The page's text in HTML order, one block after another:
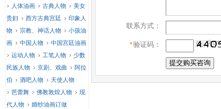
联系方式：
*验证码：
人体油画
古典人物
美女
贵妇
西方古典宫廷
印象人
物
宗教、神话人物
小孩油
画
中国人物
中国宫廷油画
运动人物
工笔人物
少数
民族人物
京剧、戏曲
阿拉
伯
酒吧人物
天使人物
芭蕾舞
佛教敦煌人物
现
代人物
婚纱油画订做